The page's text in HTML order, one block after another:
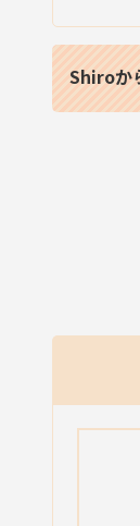
Shiroか